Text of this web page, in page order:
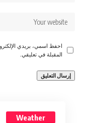
احفظ اسمي، بريدي
المقبلة في تعليقي.
Weather